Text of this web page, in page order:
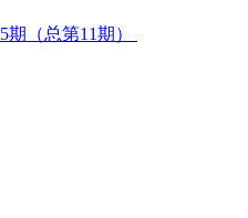
期（总第11期）